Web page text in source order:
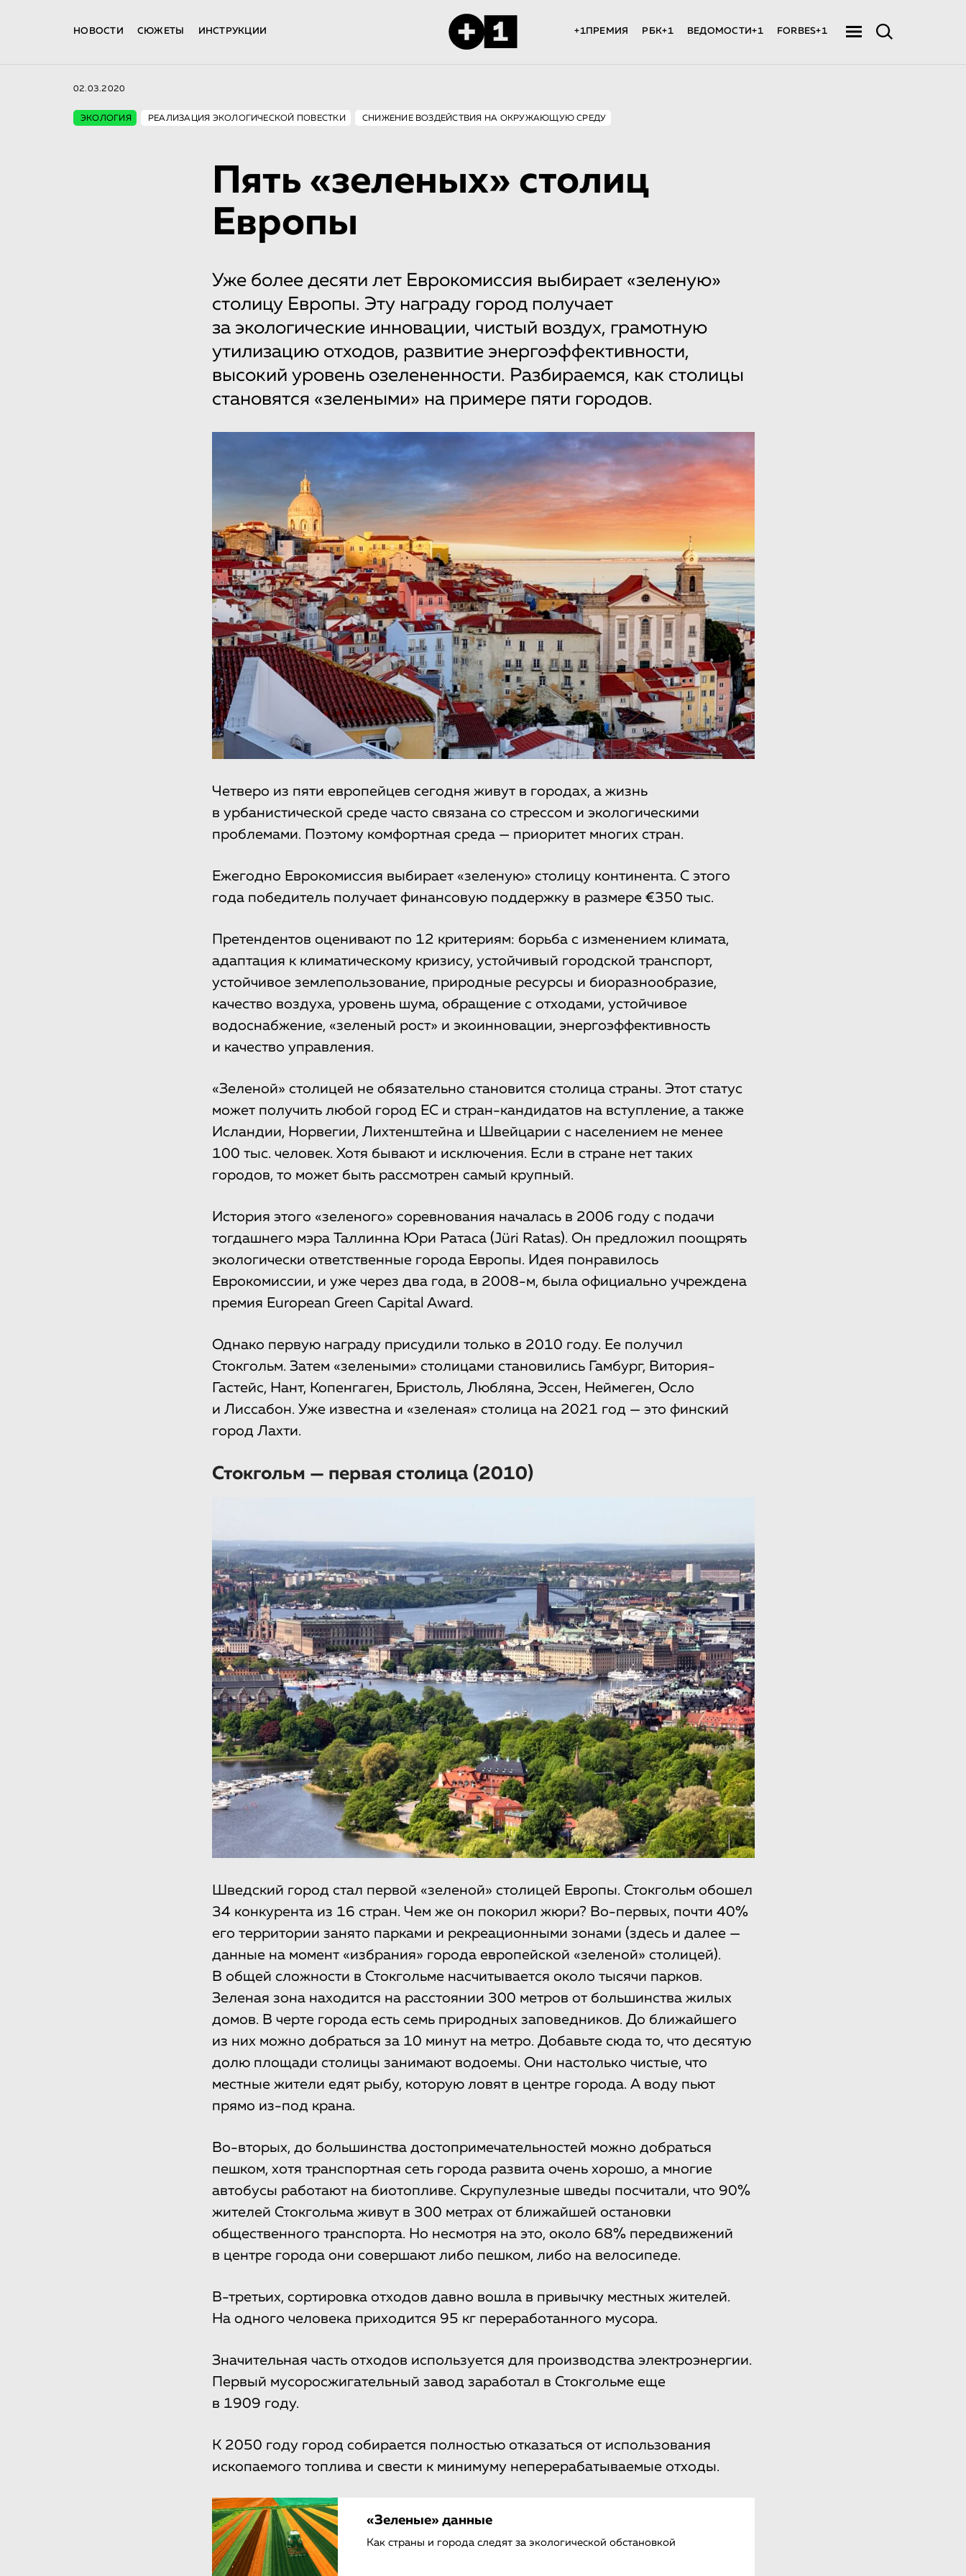
НОВОСТИ СЮЖЕТЫ ИНСТРУКЦИИ +1ПРЕМИЯ РБК+1 ВЕДОМОСТИ+1 FORBES+1
02.03.2020
ЭКОЛОГИЯ РЕАЛИЗАЦИЯ ЭКОЛОГИЧЕСКОЙ ПОВЕСТКИ СНИЖЕНИЕ ВОЗДЕЙСТВИЯ НА ОКРУЖАЮЩУЮ СРЕДУ
Пять «зеленых» столиц
Европы
Уже более десяти лет Еврокомиссия выбирает «зеленую»
столицу Европы. Эту награду город получает
за экологические инновации, чистый воздух, грамотную
утилизацию отходов, развитие энергоэффективности,
высокий уровень озелененности. Разбираемся, как столицы
становятся «зелеными» на примере пяти городов.
Четверо из пяти европейцев сегодня живут в городах, а жизнь
в урбанистической среде часто связана со стрессом и экологическими
проблемами. Поэтому комфортная среда — приоритет многих стран.
Ежегодно Еврокомиссия выбирает «зеленую» столицу континента. С этого
года победитель получает финансовую поддержку в размере €350 тыс.
Претендентов оценивают по 12 критериям: борьба с изменением климата,
адаптация к климатическому кризису, устойчивый городской транспорт,
устойчивое землепользование, природные ресурсы и биоразнообразие,
качество воздуха, уровень шума, обращение с отходами, устойчивое
водоснабжение, «зеленый рост» и экоинновации, энергоэффективность
и качество управления.
«Зеленой» столицей не обязательно становится столица страны. Этот статус
может получить любой город ЕС и стран-кандидатов на вступление, а также
Исландии, Норвегии, Лихтенштейна и Швейцарии с населением не менее
100 тыс. человек. Хотя бывают и исключения. Если в стране нет таких
городов, то может быть рассмотрен самый крупный.
История этого «зеленого» соревнования началась в 2006 году с подачи
тогдашнего мэра Таллинна Юри Ратаса (Jüri Ratas). Он предложил поощрять
экологически ответственные города Европы. Идея понравилось
Еврокомиссии, и уже через два года, в 2008-м, была официально учреждена
премия European Green Capital Award.
Однако первую награду присудили только в 2010 году. Ее получил
Стокгольм. Затем «зелеными» столицами становились Гамбург, Витория-
Гастейс, Нант, Копенгаген, Бристоль, Любляна, Эссен, Неймеген, Осло
и Лиссабон. Уже известна и «зеленая» столица на 2021 год — это финский
город Лахти.
Стокгольм — первая столица (2010)
Шведский город стал первой «зеленой» столицей Европы. Стокгольм обошел
34 конкурента из 16 стран. Чем же он покорил жюри? Во-первых, почти 40%
его территории занято парками и рекреационными зонами (здесь и далее —
данные на момент «избрания» города европейской «зеленой» столицей).
В общей сложности в Стокгольме насчитывается около тысячи парков.
Зеленая зона находится на расстоянии 300 метров от большинства жилых
домов. В черте города есть семь природных заповедников. До ближайшего
из них можно добраться за 10 минут на метро. Добавьте сюда то, что десятую
долю площади столицы занимают водоемы. Они настолько чистые, что
местные жители едят рыбу, которую ловят в центре города. А воду пьют
прямо из-под крана.
Во-вторых, до большинства достопримечательностей можно добраться
пешком, хотя транспортная сеть города развита очень хорошо, а многие
автобусы работают на биотопливе. Скрупулезные шведы посчитали, что 90%
жителей Стокгольма живут в 300 метрах от ближайшей остановки
общественного транспорта. Но несмотря на это, около 68% передвижений
в центре города они совершают либо пешком, либо на велосипеде.
В-третьих, сортировка отходов давно вошла в привычку местных жителей.
На одного человека приходится 95 кг переработанного мусора.
Значительная часть отходов используется для производства электроэнергии.
Первый мусоросжигательный завод заработал в Стокгольме еще
в 1909 году.
К 2050 году город собирается полностью отказаться от использования
ископаемого топлива и свести к минимуму неперерабатываемые отходы.
«Зеленые» данные
Как страны и города следят за экологической обстановкой